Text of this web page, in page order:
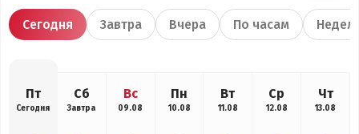
Сегодня Завтра Вчера По часам
Пт
Сегодня
Сб
Завтра
Вс
09.08
Пн
10.08
Вт
11.08
Ср
12.08
Чт
13.08